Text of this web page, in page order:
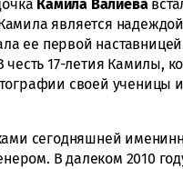
Камила Валиева
является
ее первой
17-летия Камилы,
своей ученицы
сегодняшней
В далеком 2010